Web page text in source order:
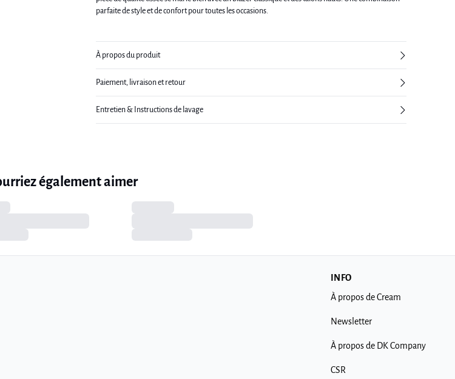
parfaite de style et de confort pour toutes les occasions.
À propos du produit
Paiement, livraison et retour
Entretien & Instructions de lavage
également aimer
INFO
À propos de Cream
Newsletter
À propos de DK Company
CSR